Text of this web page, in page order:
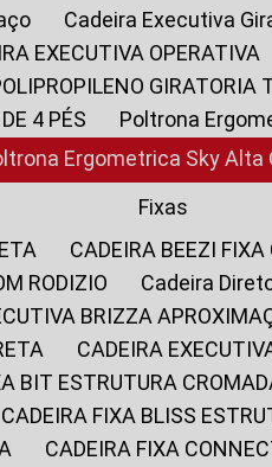
Cadeira Executiva
EXECUTIVA OPERATIVA
GIRATORIA
4 PÉS
Poltrona
Ergometrica Sky
Fixas
CADEIRA BEEZI
RODIZIO
Cadeira
BRIZZA
CADEIRA
BIT ESTRUTURA
CADEIRA FIXA BLISS
CADEIRA FIXA